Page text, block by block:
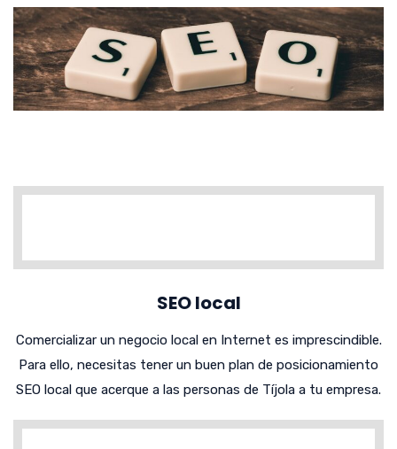
SEO local
Comercializar un negocio local en Internet es imprescindible.
Para ello, necesitas tener un buen plan de posicionamiento
SEO local que acerque a las personas de Tíjola a tu empresa.